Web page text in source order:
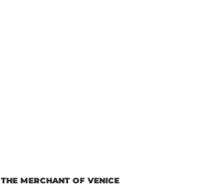
THE MERCHANT OF VENICE